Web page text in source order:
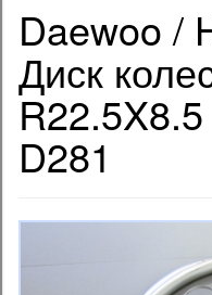
Daewoo /
Диск
D281